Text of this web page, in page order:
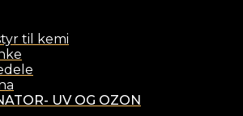
til kemi
UV OG OZON